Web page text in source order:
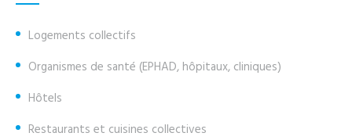
Logements collectifs
Organismes de santé (EPHAD, hôpitaux, cliniques)
Hôtels
Restaurants et cuisines collectives